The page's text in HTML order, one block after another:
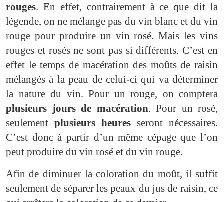
rouges. En effet, contrairement à ce que dit la
légende, on ne mélange pas du vin blanc et du vin
rouge pour produire un vin rosé. Mais les vins
rouges et rosés ne sont pas si différents. C’est en
effet le temps de macération des moûts de raisin
mélangés à la peau de celui-ci qui va déterminer
la nature du vin. Pour un rouge, on comptera
plusieurs jours de macération. Pour un rosé,
seulement plusieurs heures seront nécessaires.
C’est donc à partir d’un même cépage que l’on
peut produire du vin rosé et du vin rouge.
Afin de diminuer la coloration du moût, il suffit
seulement de séparer les peaux du jus de raisin, ce